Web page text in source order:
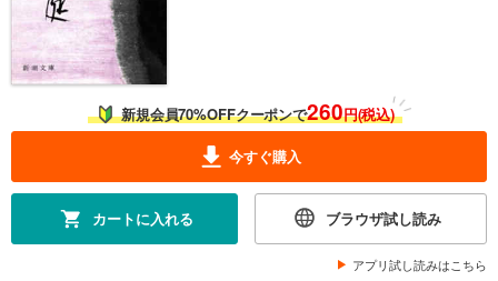
新規会員70%OFFクーポンで260円(税込)
今すぐ購入
カートに入れる ブラウザ試し読み
アプリ試し読みはこちら